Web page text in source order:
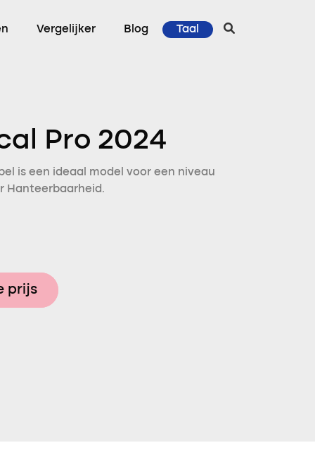
Vergelijker Blog Taal
Pro 2024
is een ideaal model voor een niveau
Hanteerbaarheid.
prijs